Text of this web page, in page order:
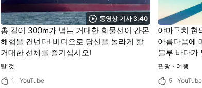
동영상 기사 3:40
총 길이 300m가 넘는 거대한 화물선이 간몬
해협을 건넌다! 비디오로 당신을 놀라게 할
거대한 선체를 즐기십시오!
탈 것
1
YouTube
야마구치 현
아름다움에
블루 바다가
할 것입니다!
관광・여행
5
YouTube